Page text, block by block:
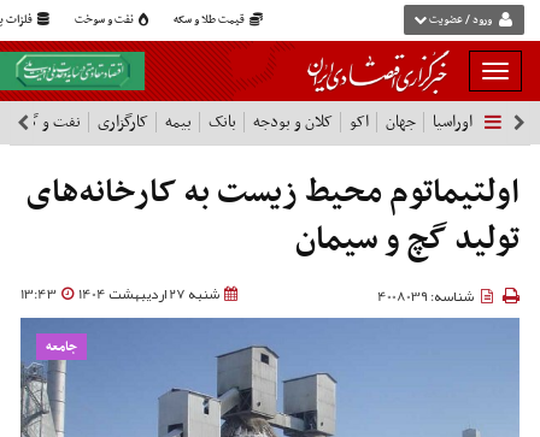
قیمت طلا و سکه نفت و سوخت فلزات ورود / عضویت
بار
و
بسته
نمودن
فهرست
اوراسیا جهان اکو کلان و بودجه بانک بیمه کارگزاری نفت و گاز
اولتیماتوم محیط زیست به کارخانه‌های
تولید گچ و سیمان
شنبه 27 اردیبهشت 1404 13:43 شناسه: 4008039
جامعه